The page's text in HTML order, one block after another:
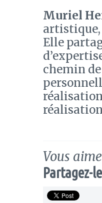
Muriel
artistique,
Elle
chemin
Vous
Partagez-